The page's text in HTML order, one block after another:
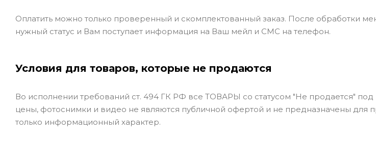
Оплатить можно только проверенный и скомплектованный заказ. После обработки
нужный статус и Вам поступает информация на Ваш мейл и СМС на телефон.
Условия для товаров, которые не продаются
Во исполнении требований ст. 494 ГК РФ все ТОВАРЫ со статусом "Не продается" под
цены, фотоснимки и видео не являются публичной офертой и не предназначены для
только информационный характер.